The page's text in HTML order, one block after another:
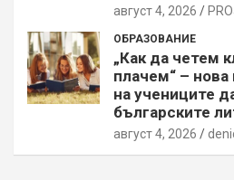
август 4, 2026
ОБРАЗОВАНИЕ
„Как да четем
плачем“ –
на учениците
българските
август 4, 2026